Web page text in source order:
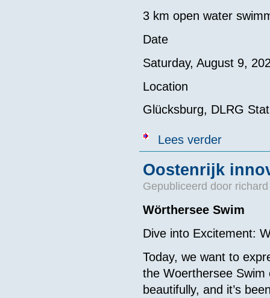
3 km open water
Date
Saturday, August 9,
Location
Glücksburg, DLRG
Lees verderover 28th
Oostenrijk
Gepubliceerd door
Wörthersee Swim
Dive into Excitement:
Today, we want to
the Woerthersee
beautifully, and it’s